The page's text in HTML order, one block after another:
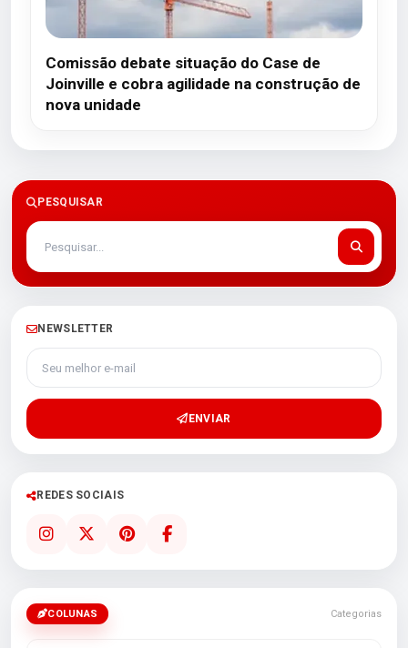
Comissão debate situação do Case de
Joinville e cobra agilidade na construção de
nova unidade
PESQUISAR
NEWSLETTER
Seu melhor e-mail
ENVIAR
REDES SOCIAIS
COLUNAS Categorias